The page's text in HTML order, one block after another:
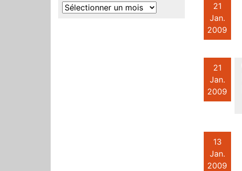
Archives
21
Jan.
2009
21
Jan.
2009
13
Jan.
2009